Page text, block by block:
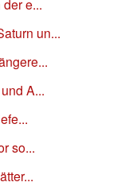
e...
un...
A...
so...